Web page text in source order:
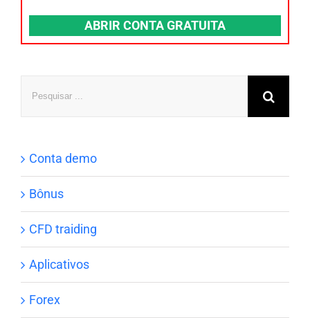
ABRIR CONTA GRATUITA
Conta demo
Bônus
CFD traiding
Aplicativos
Forex